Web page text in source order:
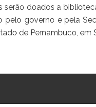
doados a
governo e pela
de Pernambuco, em